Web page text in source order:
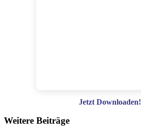
Jetzt Downloaden!
Weitere Beiträge